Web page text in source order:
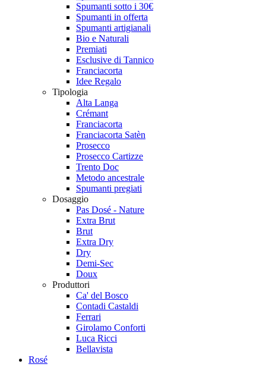
Spumanti sotto i 30€
Spumanti in offerta
Spumanti artigianali
Bio e Naturali
Premiati
Esclusive di Tannico
Franciacorta
Idee Regalo
Tipologia
Alta Langa
Crémant
Franciacorta
Franciacorta Satèn
Prosecco
Prosecco Cartizze
Trento Doc
Metodo ancestrale
Spumanti pregiati
Dosaggio
Pas Dosé - Nature
Extra Brut
Brut
Extra Dry
Dry
Demi-Sec
Doux
Produttori
Ca' del Bosco
Contadi Castaldi
Ferrari
Girolamo Conforti
Luca Ricci
Bellavista
Rosé